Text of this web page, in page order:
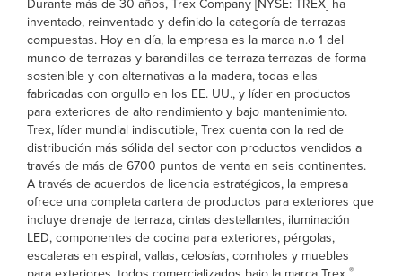
Durante más de 30 años, Trex Company [NYSE: TREX] ha
inventado, reinventado y definido la categoría de terrazas
compuestas. Hoy en día, la empresa es la marca n.o 1 del
mundo de terrazas y barandillas de terraza terrazas de forma
sostenible y con alternativas a la madera, todas ellas
fabricadas con orgullo en los EE. UU., y líder en productos
para exteriores de alto rendimiento y bajo mantenimiento.
Trex, líder mundial indiscutible, Trex cuenta con la red de
distribución más sólida del sector con productos vendidos a
través de más de 6700 puntos de venta en seis continentes.
A través de acuerdos de licencia estratégicos, la empresa
ofrece una completa cartera de productos para exteriores que
incluye drenaje de terraza, cintas destellantes, iluminación
LED, componentes de cocina para exteriores, pérgolas,
escaleras en espiral, vallas, celosías, cornholes y muebles
®